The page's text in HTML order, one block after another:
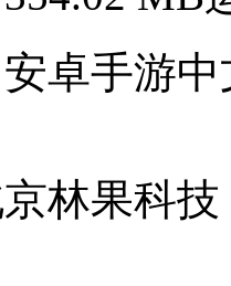
卓手游中
林果科技